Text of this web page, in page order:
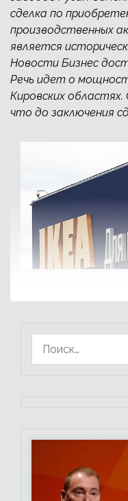
сделка по
производственных
является
Новости Бизнес
Речь идет о
Кировских областях.
что до заключения